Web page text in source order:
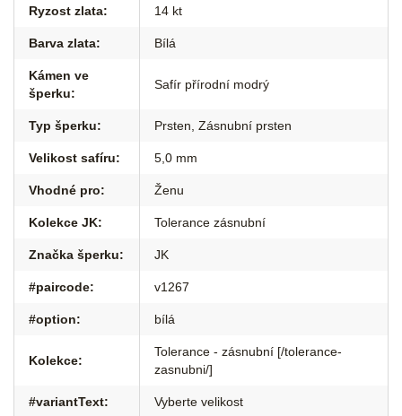
Ryzost zlata: 14 kt
Barva zlata: Bílá
Kámen ve
šperku:
Safír přírodní modrý
Typ šperku: Prsten Zásnubní prsten
Velikost safíru: 5,0 mm
Vhodné pro: Ženu
Kolekce JK: Tolerance zásnubní
Značka šperku: JK
#paircode: v1267
#option: bílá
Kolekce:
Tolerance - zásnubní [/tolerance-
zasnubni/]
#variantText: Vyberte velikost